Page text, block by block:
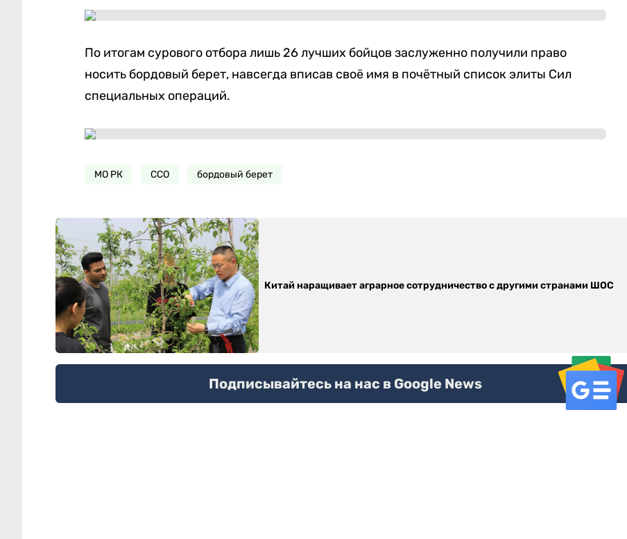
По итогам сурового отбора лишь 26 лучших бойцов заслуженно получили право
носить бордовый берет, навсегда вписав своё имя в почётный список элиты Сил
специальных операций.
МО РК ССО бордовый берет
Китай наращивает аграрное сотрудничество с другими странами ШОС
Подписывайтесь на нас в Google News